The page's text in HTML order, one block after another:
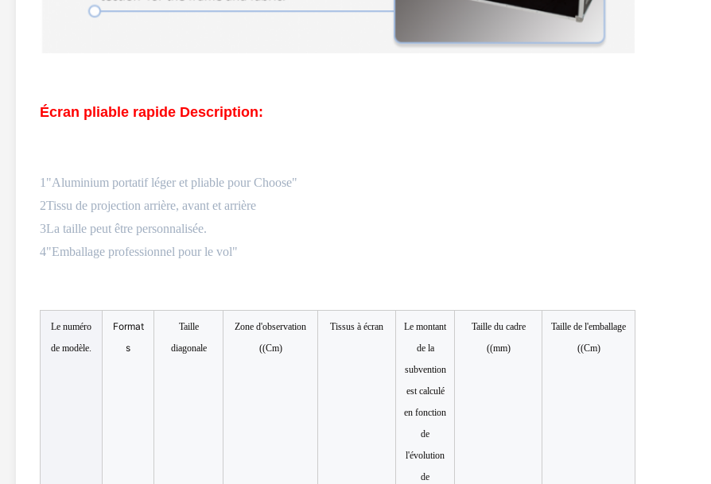
Écran pliable rapide Description:
1"Aluminium portatif léger et pliable pour Choose"
2Tissu de projection arrière, avant et arrière
3La taille peut être personnalisée.
4"Emballage professionnel pour le vol"
Le numéro
de modèle.
Format
s
Taille
diagonale
Zone d'observation
((Cm)
Tissus à écran
Le montant
de la
subvention
est calculé
en fonction
de
l'évolution
de
Taille du cadre
((mm)
Taille de l'emballage
((Cm)